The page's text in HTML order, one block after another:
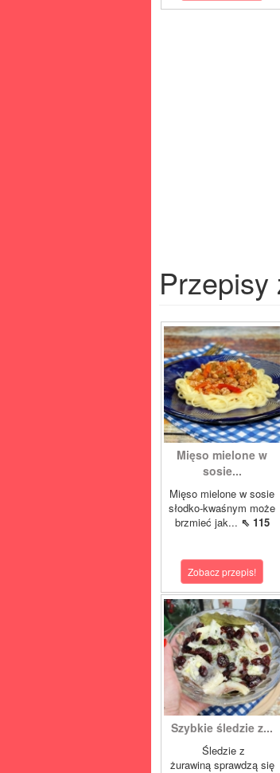
Przepisy
Mięso mielone w
sosie...
Mięso mielone w sosie
słodko-kwaśnym może
brzmieć jak... ⇖ 115
Zobacz przepis!
Szybkie śledzie z...
Śledzie z
żurawiną sprawdzą się